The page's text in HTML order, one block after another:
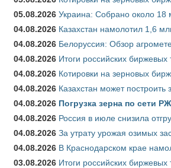
05.08.2026 Украина: Собрано около 18
04.08.2026 Казахстан намолотил 1,6
04.08.2026 Белоруссия: Обзор
04.08.2026 Итоги российских биржевых
04.08.2026 Котировки на зерновых
04.08.2026 Казахстан может
04.08.2026 Погрузка зерна по сети
04.08.2026 Россия в июле снизила
04.08.2026 За утрату урожая озимых
04.08.2026 В Краснодарском крае
03.08.2026 Итоги российских биржевых